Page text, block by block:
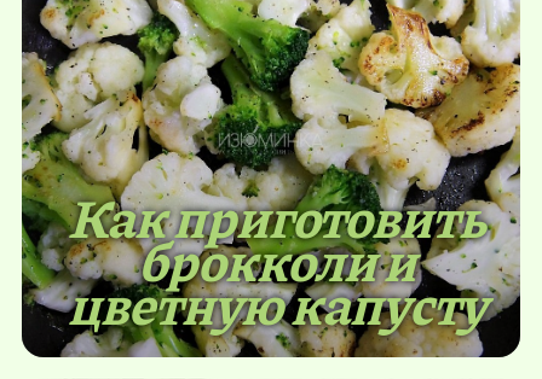
Как приготовить
брокколи и
цветную капусту